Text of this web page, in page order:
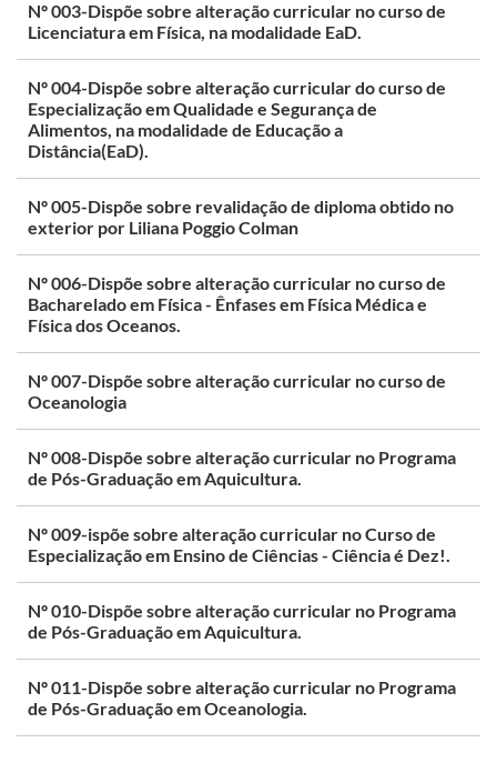
Nº 003-Dispõe sobre alteração curricular no curso de
Licenciatura em Física, na modalidade EaD.
Nº 004-Dispõe sobre alteração curricular do curso de
Especialização em Qualidade e Segurança de
Alimentos, na modalidade de Educação a
Distância(EaD).
Nº 005-Dispõe sobre revalidação de diploma obtido no
exterior por Liliana Poggio Colman
Nº 006-Dispõe sobre alteração curricular no curso de
Bacharelado em Física - Ênfases em Física Médica e
Física dos Oceanos.
Nº 007-Dispõe sobre alteração curricular no curso de
Oceanologia
Nº 008-Dispõe sobre alteração curricular no Programa
de Pós-Graduação em Aquicultura.
Nº 009-ispõe sobre alteração curricular no Curso de
Especialização em Ensino de Ciências - Ciência é Dez!.
Nº 010-Dispõe sobre alteração curricular no Programa
de Pós-Graduação em Aquicultura.
Nº 011-Dispõe sobre alteração curricular no Programa
de Pós-Graduação em Oceanologia.